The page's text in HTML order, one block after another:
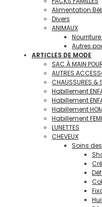
Alimentation
Divers
ANIMAUX
Autres
ARTICLES DE MODE
SAC À MAIN
AUTRES
CHAUSSURES &
Habillement
Habillement
Habillement
Habillement
LUNETTES
CHEVEUX
Soins